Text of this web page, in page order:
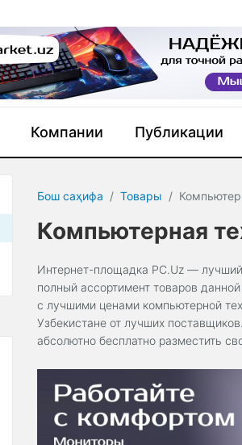
Компании Публикации
Бош саҳифа Товары
Компьютерная
Интернет-площадка PC.Uz —
полный ассортимент товаров
с лучшими ценами компьютерной
Узбекистане от лучших
абсолютно бесплатно разместить